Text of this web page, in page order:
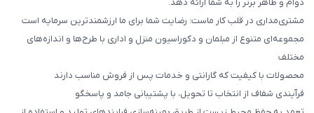
دوام و ظاهر برتر را به شما ارائه دهد.
مشتری‌مداری در قلب کار ماست: رضایت شما برای ما ارزشمندترین سرمایه است
مجموعه‌ای متنوع از مبلمان و دکوراسیون منزل و اداری با طرح‌ها و اندازه‌های
مختلف
محصولات با کیفیت که گارانتی و خدمات پس از فروش مناسب دارند
فرآیندی شفاف از انتخاب تا تحویل، با پشتیبانی جامد و پاسخگو